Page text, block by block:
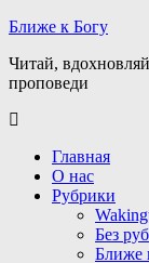
Ближе к Богу
Читай,
проповеди
Главная
О нас
Рубрики
Без
Ближе